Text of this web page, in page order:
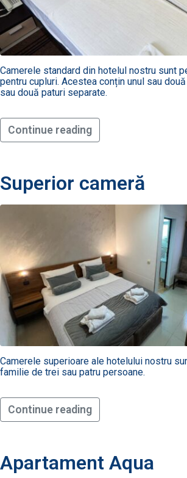
Camerele standard din hotelul nostru sunt
pentru cupluri. Acestea conțin unul sau
sau două paturi separate.
Continue reading
Superior cameră
Camerele superioare ale hotelului nostru
familie de trei sau patru persoane.
Continue reading
Apartament Aqua